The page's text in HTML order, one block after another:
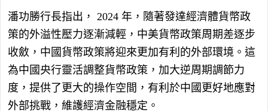
潘功勝行長指出， 2024 年，隨著發達經濟體貨幣政
策的外溢性壓力逐漸減輕，中美貨幣政策周期差逐步
收斂，中國貨幣政策將迎來更加有利的外部環境。這
為中國央行靈活調整貨幣政策，加大逆周期調節力
度，提供了更大的操作空間，有利於中國更好地應對
外部挑戰，維護經濟金融穩定。